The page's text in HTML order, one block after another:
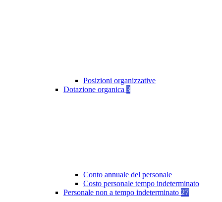
Posizioni organizzative
Dotazione organica 3
Conto annuale del personale
Costo personale tempo indeterminato
Personale non a tempo indeterminato 27